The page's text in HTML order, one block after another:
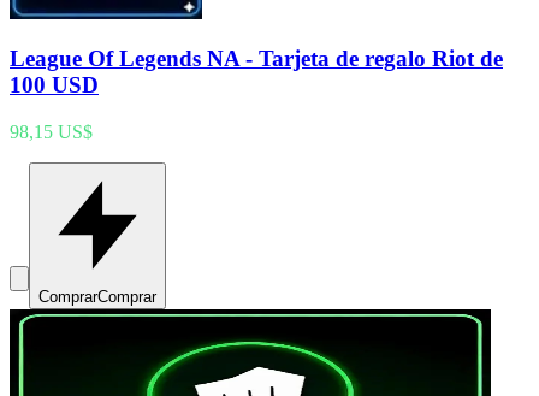
League Of Legends NA - Tarjeta de regalo Riot de
100 USD
98,15 US$
ComprarComprar